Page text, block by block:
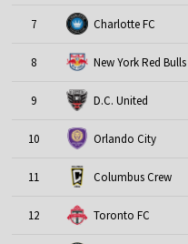
7 Charlotte FC
8 New York Red Bulls
9 D.C. United
10 Orlando City
11 Columbus Crew
12 Toronto FC